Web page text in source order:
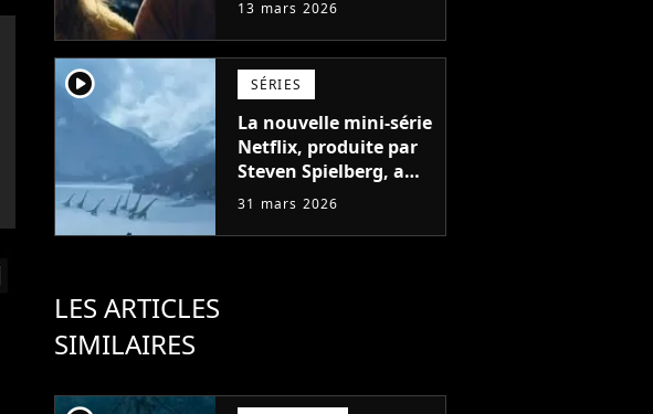
vous retourner le
cerveau et les fans
sont en folie, "Ça a
l'air exceptionnel"
13 mars 2026
player2 SÉRIES
La nouvelle mini-série
Netflix, produite par
Steven Spielberg, a
déjà cumulé plus de
31 mars 2026
LES ARTICLES
SIMILAIRES